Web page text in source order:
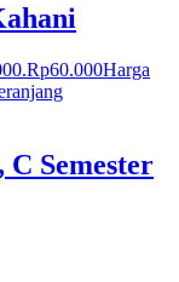
Rp60.000Harga
Semester